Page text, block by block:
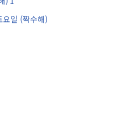
일 (짝수해)